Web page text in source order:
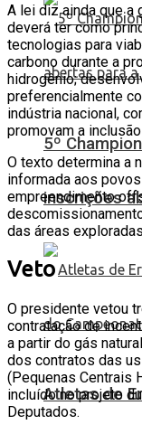
5º
inscrições
Atletas de
A lei diz ainda que a
deverá ter como
tecnologias para
carbono durante a
hidrogênio;
preferencialmente
indústria nacional,
promovam a
O texto determina a
informada aos
empreendimento
das áreas
Veto
O presidente vetou
contratação de
a partir do gás
dos contratos das
(Pequenas Centrais
incluído no projeto
Deputados.